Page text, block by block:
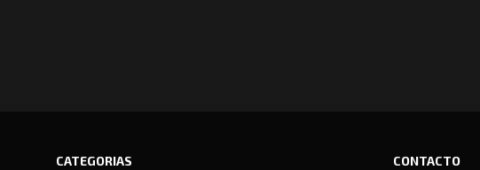
CATEGORIAS CONTACTO